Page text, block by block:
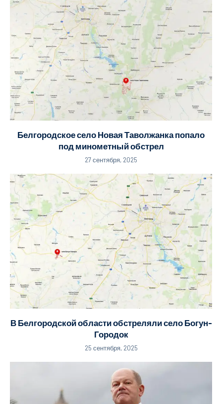
Белгородское село Новая Таволжанка попало
под минометный обстрел
27 сентября, 2025
В Белгородской области обстреляли село Богун-
Городок
25 сентября, 2025